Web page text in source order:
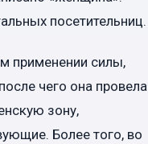
посетительниц.
применении силы,
чего она провела
зону,
Более того, во